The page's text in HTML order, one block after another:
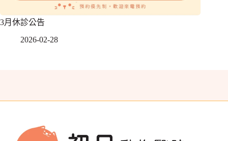
3月休診公告
2026-02-28